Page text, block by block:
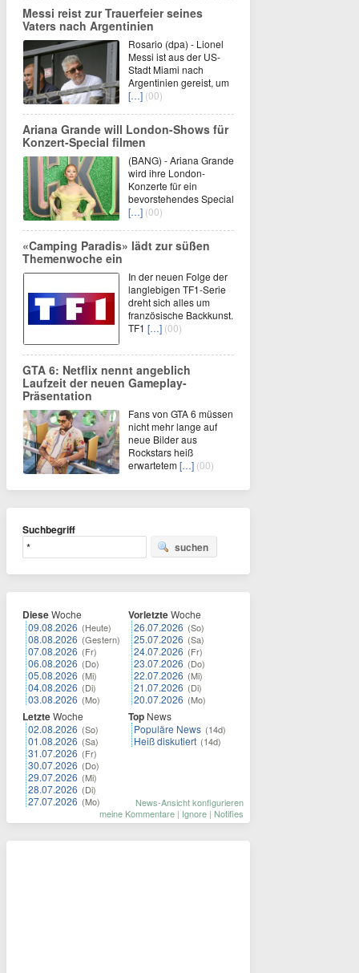
Messi reist zur Trauerfeier seines
Vaters nach Argentinien
Rosario (dpa) - Lionel
Messi ist aus der US-
Stadt Miami nach
Argentinien gereist, um
[…] (00)
Ariana Grande will London-Shows für
Konzert-Special filmen
(BANG) - Ariana Grande
wird ihre London-
Konzerte für ein
bevorstehendes Special
[…] (00)
«Camping Paradis» lädt zur süßen
Themenwoche ein
In der neuen Folge der
langlebigen TF1-Serie
dreht sich alles um
französische Backkunst.
TF1 […] (00)
GTA 6: Netflix nennt angeblich
Laufzeit der neuen Gameplay-
Präsentation
Fans von GTA 6 müssen
nicht mehr lange auf
neue Bilder aus
Rockstars heiß
erwartetem[…] (00)
Suchbegriff
suchen
DieseWoche
09.08.2026 (Heute)
08.08.2026 (Gestern)
07.08.2026 (Fr)
06.08.2026 (Do)
05.08.2026 (Mi)
04.08.2026 (Di)
03.08.2026 (Mo)
LetzteWoche
02.08.2026 (So)
01.08.2026 (Sa)
31.07.2026 (Fr)
30.07.2026 (Do)
29.07.2026 (Mi)
28.07.2026 (Di)
27.07.2026 (Mo)
VorletzteWoche
26.07.2026 (So)
25.07.2026 (Sa)
24.07.2026 (Fr)
23.07.2026 (Do)
22.07.2026 (Mi)
21.07.2026 (Di)
20.07.2026 (Mo)
Top News
Populäre News (14d)
Heiß diskutiert (14d)
News-Ansicht konfigurieren
meine Kommentare | Ignore | Notifies